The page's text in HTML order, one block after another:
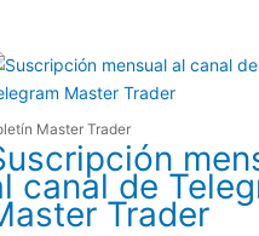
Master Trader
canal de
Trader